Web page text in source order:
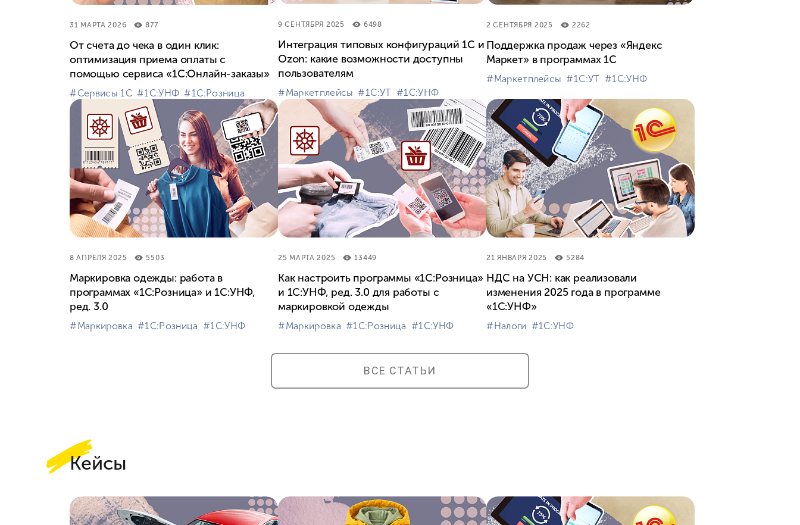
31 МАРТА 2026 877
От счета до чека в один клик:
оптимизация приема оплаты с
помощью сервиса «1С:Онлайн-заказы»
#⁣Сервисы 1С #⁣1С:УНФ #⁣1С:Розница
9 СЕНТЯБРЯ 2025 6498
Интеграция типовых конфигураций 1С и
Ozon: какие возможности доступны
пользователям
#⁣Маркетплейсы #⁣1С:УТ #⁣1С:УНФ
2 СЕНТЯБРЯ 2025 2262
Поддержка продаж через «Яндекс
Маркет» в программах 1С
#⁣Маркетплейсы #⁣1С:УТ #⁣1С:УНФ
8 АПРЕЛЯ 2025 5503
Маркировка одежды: работа в
программах «1С:Розница» и 1С:УНФ,
ред. 3.0
#⁣Маркировка #⁣1С:Розница #⁣1С:УНФ
25 МАРТА 2025 13449
Как настроить программы «1С:Розница»
и 1С:УНФ, ред. 3.0 для работы с
маркировкой одежды
#⁣Маркировка #⁣1С:Розница #⁣1С:УНФ
21 ЯНВАРЯ 2025 5284
НДС на УСН: как реализовали
изменения 2025 года в программе
«1С:УНФ»
#⁣Налоги #⁣1С:УНФ
ВСЕ СТАТЬИ
Кейсы